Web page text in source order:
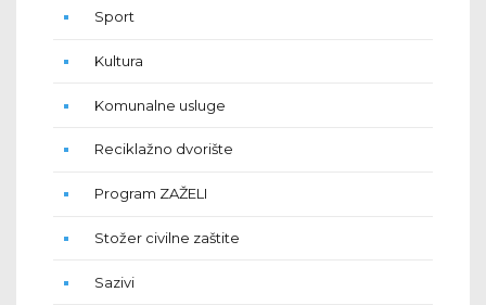
Sport
Kultura
Komunalne usluge
Reciklažno dvorište
Program ZAŽELI
Stožer civilne zaštite
Sazivi